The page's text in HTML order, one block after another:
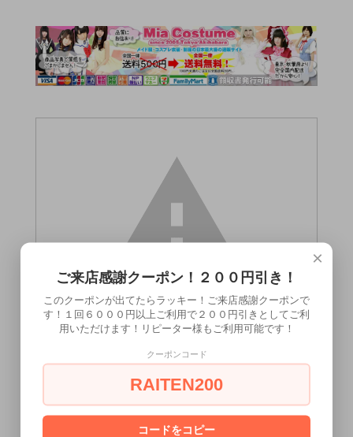
ィ【邪】）は18歳未満の方には販売できま
[ はい ] [ いいえ ]
×
ご来店感謝クーポン！２００円引き！
このクーポンが出てたらラッキー！ご来店感謝クーポンで
す！１回６０００円以上ご利用で２００円引きとしてご利
用いただけます！リピーター様もご利用可能です！
クーポンコード
RAITEN200
コードをコピー